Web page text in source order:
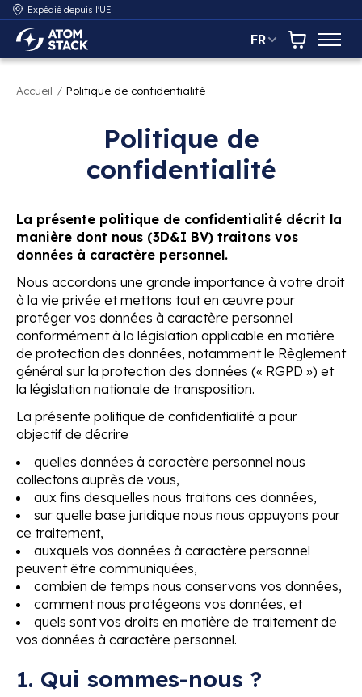
Expédié depuis l'UE
AtomStack Europe FR Panier
Accueil / Politique de confidentialité
Politique de
confidentialité
La présente politique de confidentialité décrit la
manière dont nous (3D&I BV) traitons vos
données à caractère personnel.
Nous accordons une grande importance à votre droit
à la vie privée et mettons tout en œuvre pour
protéger vos données à caractère personnel
conformément à la législation applicable en matière
de protection des données, notamment le Règlement
général sur la protection des données (« RGPD ») et
la législation nationale de transposition.
La présente politique de confidentialité a pour
objectif de décrire
quelles données à caractère personnel nous
collectons auprès de vous,
aux fins desquelles nous traitons ces données,
sur quelle base juridique nous nous appuyons pour
ce traitement,
auxquels vos données à caractère personnel
peuvent être communiquées,
combien de temps nous conservons vos données,
comment nous protégeons vos données, et
quels sont vos droits en matière de traitement de
vos données à caractère personnel.
1. Qui sommes-nous ?